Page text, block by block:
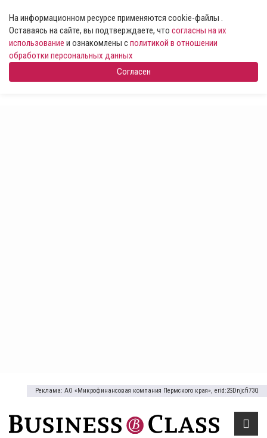
На информационном ресурсе применяются cookie-файлы .
Оставаясь на сайте, вы подтверждаете, что согласны на их
использование и ознакомлены сполитикой в отношении
обработки персональных данных
Согласен
Реклама: АО «Микрофинансовая компания Пермского края», erid:2SDnjcfi73Q